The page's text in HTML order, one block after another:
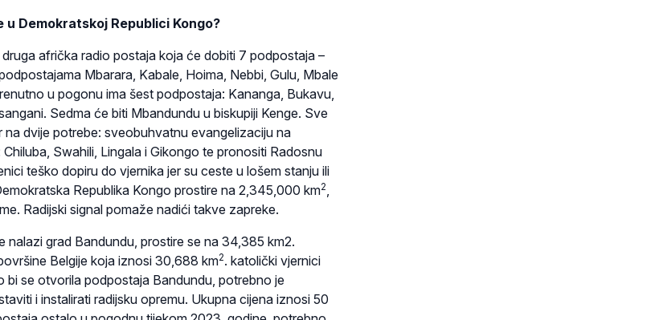
u Demokratskoj Republici Kongo?
afrička radio postaja koja će dobiti 7 podpostaja –
Mbarara, Kabale, Hoima, Nebbi, Gulu, Mbale
u pogonu ima šest podpostaja: Kananga, Bukavu,
Sedma će biti Mbandundu u biskupiji Kenge. Sve
dvije potrebe: sveobuhvatnu evangelizaciju na
Swahili, Lingala i Gikongo te pronositi Radosnu
teško dopiru do vjernika jer su ceste u lošem stanju ili
Republika Kongo prostire na 2,345,000 km2,
Radijski signal pomaže nadići takve zapreke.
nalazi grad Bandundu, prostire se na 34,385 km2.
Belgije koja iznosi 30,688 km2. katolički vjernici
se otvorila podpostaja Bandundu, potrebno je
i instalirati radijsku opremu. Ukupna cijena iznosi 50